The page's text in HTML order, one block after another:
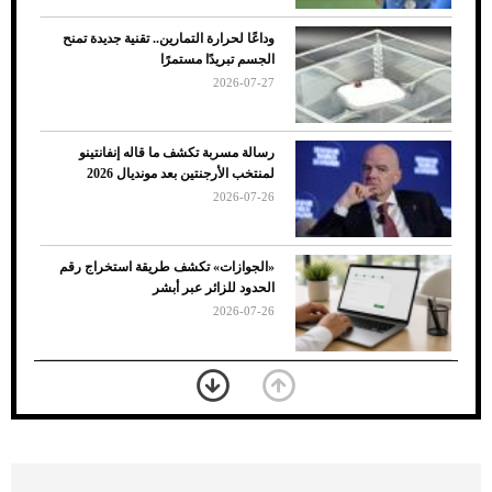
7 نصائح لاختيار لون البنطلون المناسب للقميص
الأسود
وداعًا لحرارة التمارين.. تقنية جديدة تمنح
الجسم تبريدًا مستمرًا
2026-07-27
رسالة مسربة تكشف ما قاله إنفانتينو
لمنتخب الأرجنتين بعد مونديال 2026
2026-07-26
«الجوازات» تكشف طريقة استخراج رقم
الحدود للزائر عبر أبشر
2026-07-26
بعد 7 أشهر من تعرضه لحادث مروع.. جوشوا
يفوز على برينغا بـ"الضربة القاضية" (فيديو)